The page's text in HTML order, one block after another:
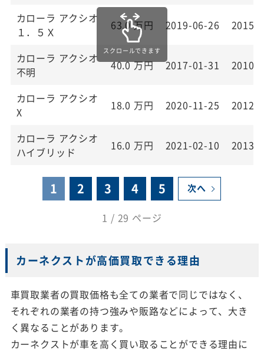
カローラ アクシオ
１．５Ｘ
63.0万円 2019-06-26 2015年
カローラ アクシオ
不明
40.0万円 2017-01-31 2010年
カローラ アクシオ
X
18.0 万円 2020-11-25 2012年
カローラ アクシオ
ハイブリッド
16.0 万円 2021-02-10 2013年
1 2 3 4 5 次へ
1 / 29 ページ
カーネクストが高価買取できる理由
車買取業者の買取価格も全ての業者で同じではなく、
それぞれの業者の持つ強みや販路などによって、大き
く異なることがあります。
カーネクストが車を高く買い取ることができる理由に